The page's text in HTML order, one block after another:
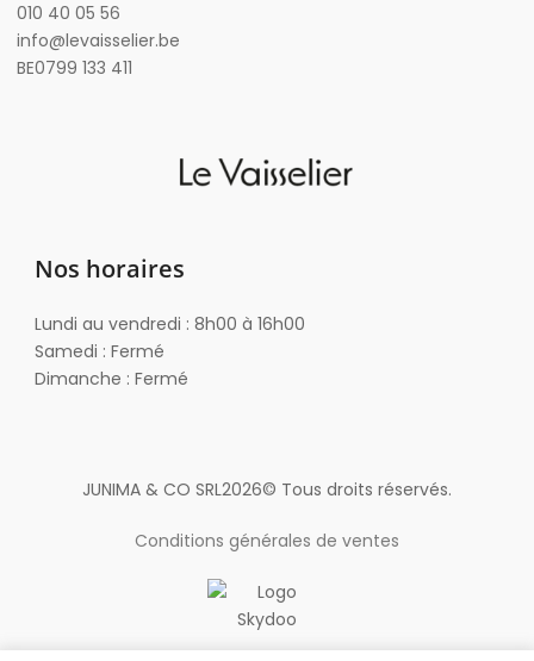
010 40 05 56
info@levaisselier.be
BE0799 133 411
Nos horaires
Lundi au vendredi : 8h00 à 16h00
Samedi : Fermé
Dimanche : Fermé
JUNIMA & CO SRL2026© Tous droits réservés.
Conditions générales de ventes